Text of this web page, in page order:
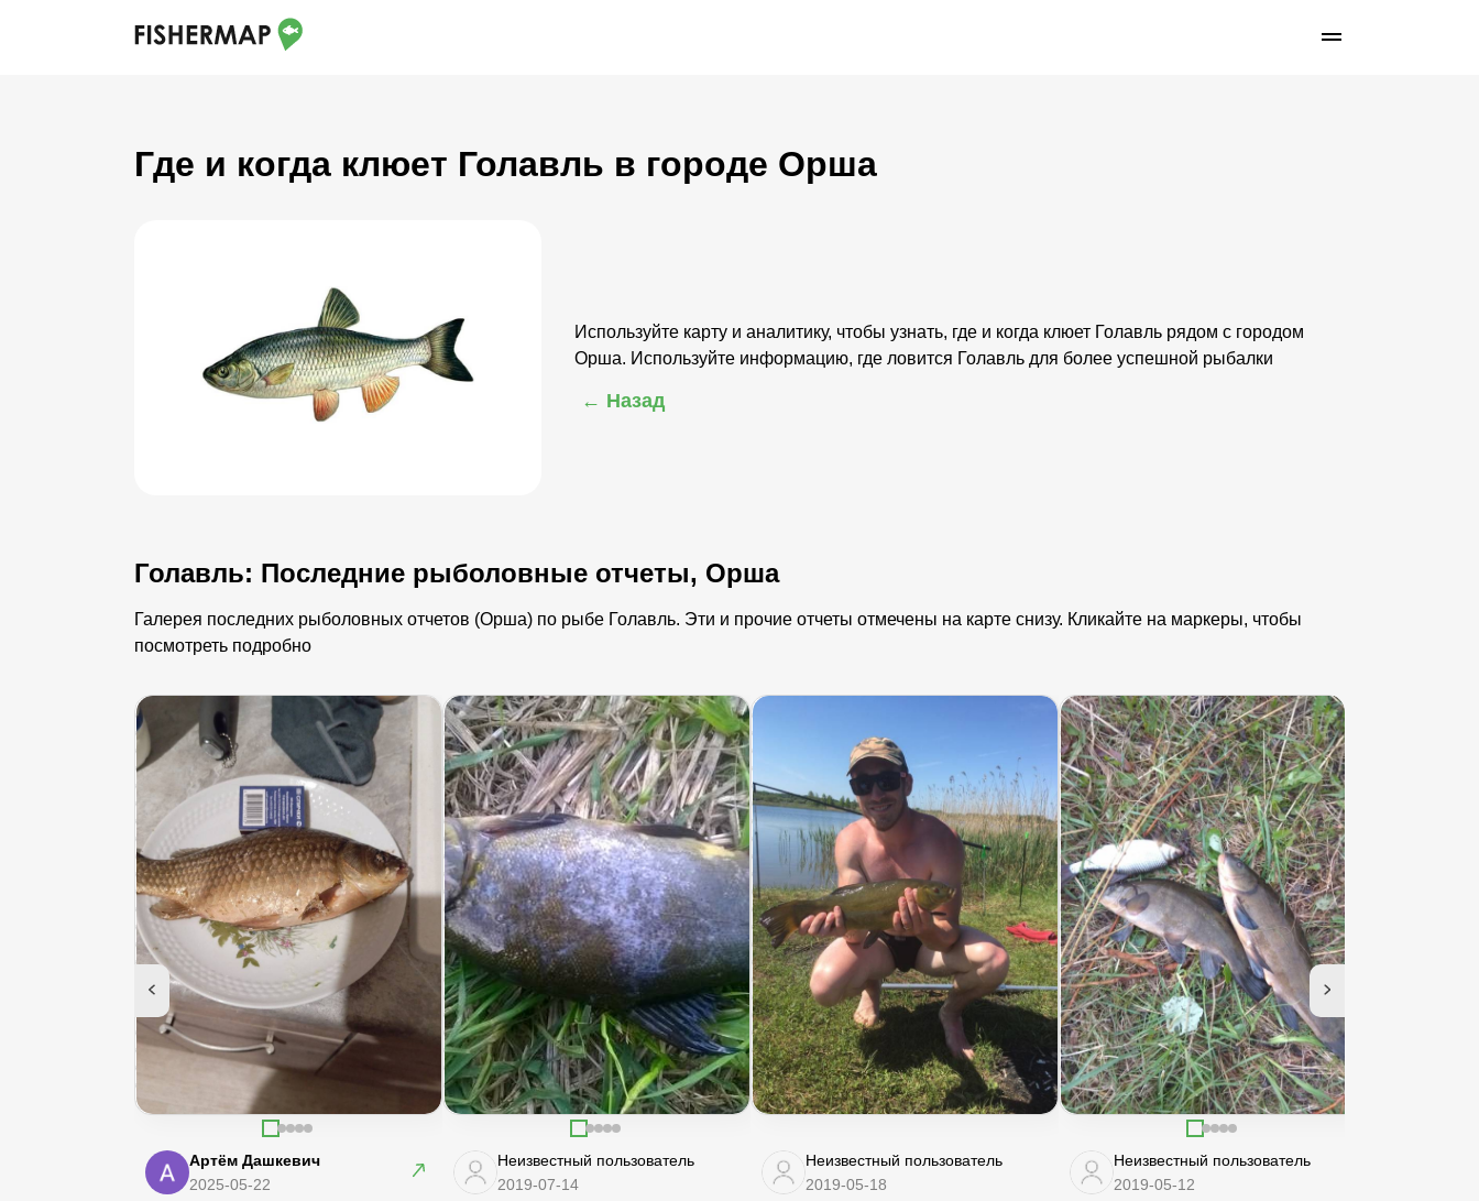
Где и когда клюет Голавль в городе Орша
Используйте карту и аналитику, чтобы узнать, где и когда клюет Голавль рядом с городом
Орша. Используйте информацию, где ловится Голавль для более успешной рыбалки
← Назад
Голавль: Последние рыболовные отчеты, Орша
Галерея последних рыболовных отчетов (Орша) по рыбе Голавль. Эти и прочие отчеты отмечены на карте снизу. Кликайте на маркеры, чтобы
посмотреть подробно
Артём Дашкевич
2025-05-22
Неизвестный пользователь
2019-07-14
Неизвестный пользователь
2019-05-18
Неизвестный пользователь
2019-05-12